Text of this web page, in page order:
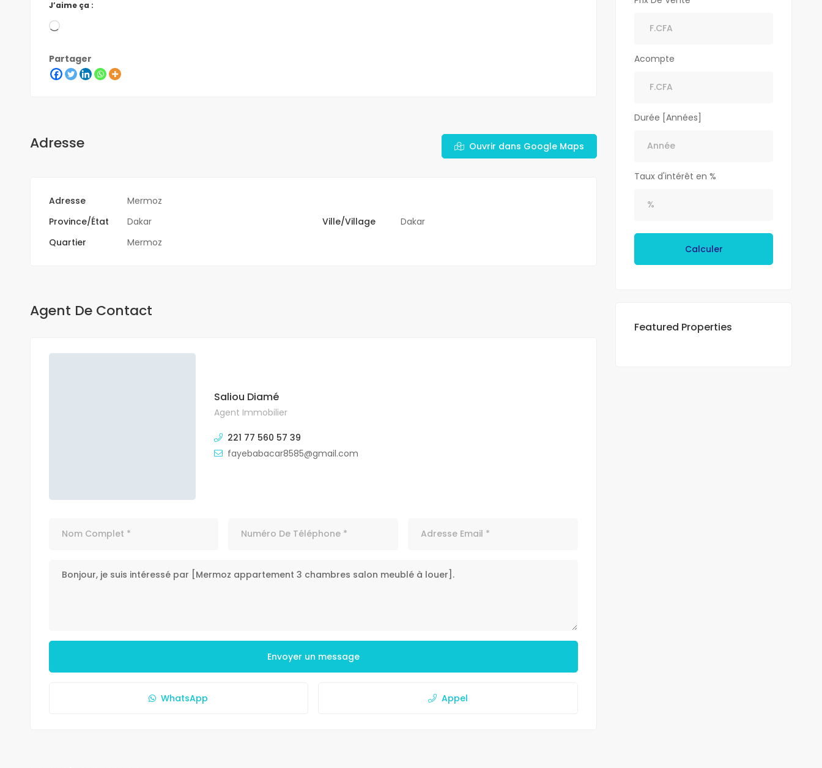
J’aime ça :
Partager
Adresse Ouvrir dans Google Maps
Adresse
Mermoz
Province/État
Dakar Ville/Village
Dakar
Quartier
Mermoz
Agent De Contact
Saliou Diamé
Agent Immobilier
221 77 560 57 39
fayebabacar8585@gmail.com
Envoyer un message
WhatsApp Appel
Acompte
Durée [Années]
Taux d'intérêt en %
Calculer
Featured Properties